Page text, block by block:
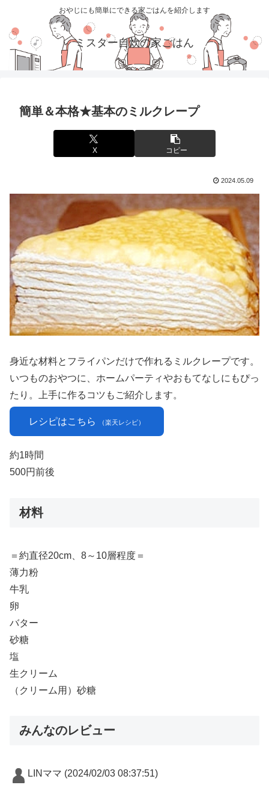
おやじにも簡単にできる家ごはんを紹介します
ミスター自炊の家ごはん
簡単＆本格★基本のミルクレープ
X コピー
2024.05.09
身近な材料とフライパンだけで作れるミルクレープです。
いつものおやつに、ホームパーティやおもてなしにもぴっ
たり。上手に作るコツもご紹介します。
レシピはこちら （楽天レシピ）
約1時間
500円前後
材料
＝約直径20cm、8～10層程度＝
薄力粉
牛乳
卵
バター
砂糖
塩
生クリーム
（クリーム用）砂糖
みんなのレビュー
LINママ (2024/02/03 08:37:51)